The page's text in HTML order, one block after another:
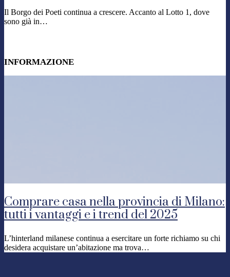
Il Borgo dei Poeti continua a crescere. Accanto al Lotto 1, dove
sono già in…
INFORMAZIONE
Comprare casa nella provincia di Milano:
tutti i vantaggi e i trend del 2025
L’hinterland milanese continua a esercitare un forte richiamo su chi
desidera acquistare un’abitazione ma trova…